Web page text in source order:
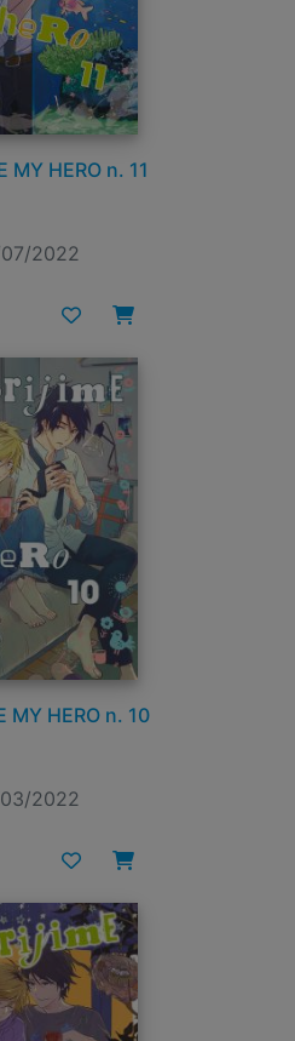
MY HERO n. 11
2022
MY HERO n. 10
2022